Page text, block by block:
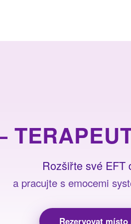
Rozšiřte své EFT
a pracujte s emocemi
Rezervovat místo